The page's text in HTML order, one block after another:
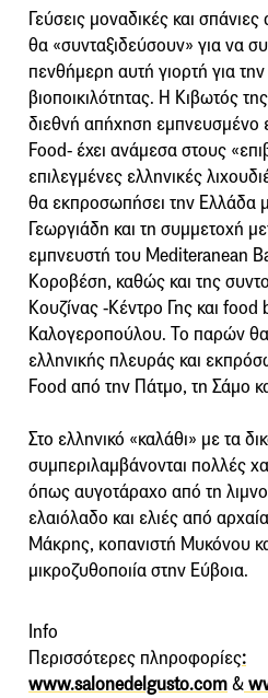
Γεύσεις μοναδικές και
θα «συνταξιδεύσουν» για να
πενθήμερη αυτή γιορτή για
βιοποικιλότητας. Η Κιβωτός
διεθνή απήχηση εμπνευσμένο
Food- έχει ανάμεσα στους
επιλεγμένες ελληνικές
θα εκπροσωπήσει την Ελλάδα
Γεωργιάδη και τη συμμετοχή
εμπνευστή του Mediteranean
Κοροβέση, καθώς και της
Κουζίνας -Κέντρο Γης και food
Καλογεροπούλου. Το παρών
ελληνικής πλευράς και
Food από την Πάτμο, τη Σάμο
Στο ελληνικό «καλάθι» με τα
συμπεριλαμβάνονται πολλές
όπως αυγοτάραχο από τη
ελαιόλαδο και ελιές από
Μάκρης, κοπανιστή Μυκόνου
μικροζυθοποιία στην Εύβοια.
Info
Περισσότερες πληροφορίες:
www.salonedelgusto.com&